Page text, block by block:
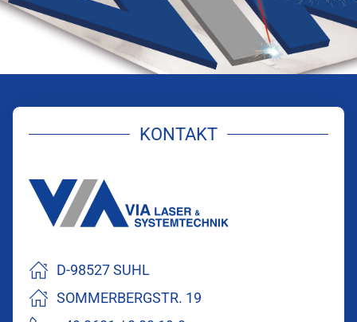
KONTAKT
D-98527 SUHL
SOMMERBERGSTR. 19